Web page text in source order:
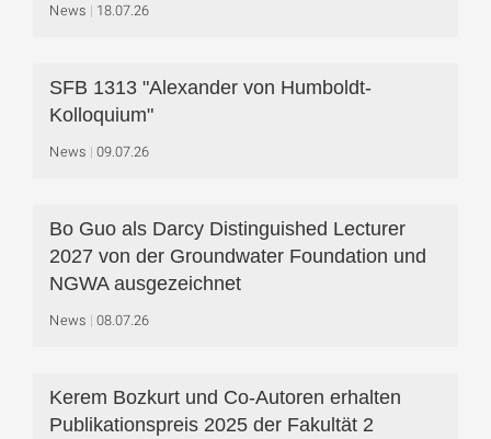
News 18.07.26
SFB 1313 "Alexander von Humboldt-
Kolloquium"
News 09.07.26
Bo Guo als Darcy Distinguished Lecturer
2027 von der Groundwater Foundation und
NGWA ausgezeichnet
News 08.07.26
Kerem Bozkurt und Co-Autoren erhalten
Publikationspreis 2025 der Fakultät 2